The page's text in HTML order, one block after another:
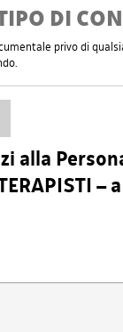
DI
privo di
alla
–